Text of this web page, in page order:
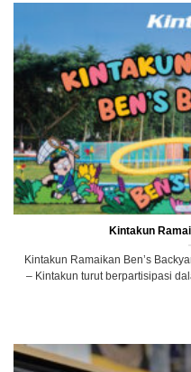
Kintakun
Kintakun Ramaikan Ben’s
– Kintakun turut berpartisipasi